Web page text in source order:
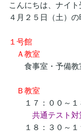
こんにちは、ナイト
４月２５日（土）
１号館
Ａ教室
食事室・予備教
Ｂ教室
１７：００～１
共通テスト
１８：３０～１